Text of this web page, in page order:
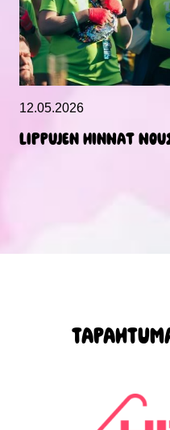
12.05.2026
Lippujen hinnat